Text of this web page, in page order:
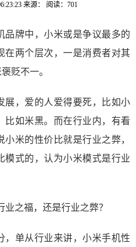
来源： 阅读：701
品牌中，小米或是争议最多的
在两个层次，一是消费者对其
贬不一。
展，爱的人爱得要死，比如小
比如米黑。而在行业内，有看
米的性价比就是行业之弊，
模式的，认为小米模式是行业
，单从行业来讲，小米手机性